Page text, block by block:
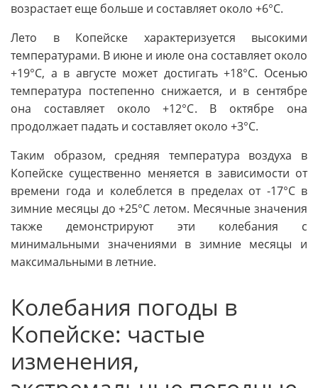
возрастает еще больше и составляет около +6°C.
Лето в Копейске характеризуется высокими
температурами. В июне и июле она составляет около
+19°C, а в августе может достигать +18°C. Осенью
температура постепенно снижается, и в сентябре
она составляет около +12°C. В октябре она
продолжает падать и составляет около +3°C.
Таким образом, средняя температура воздуха в
Копейске существенно меняется в зависимости от
времени года и колеблется в пределах от -17°C в
зимние месяцы до +25°C летом. Месячные значения
также демонстрируют эти колебания с
минимальными значениями в зимние месяцы и
максимальными в летние.
Колебания погоды в
Копейске: частые
изменения,